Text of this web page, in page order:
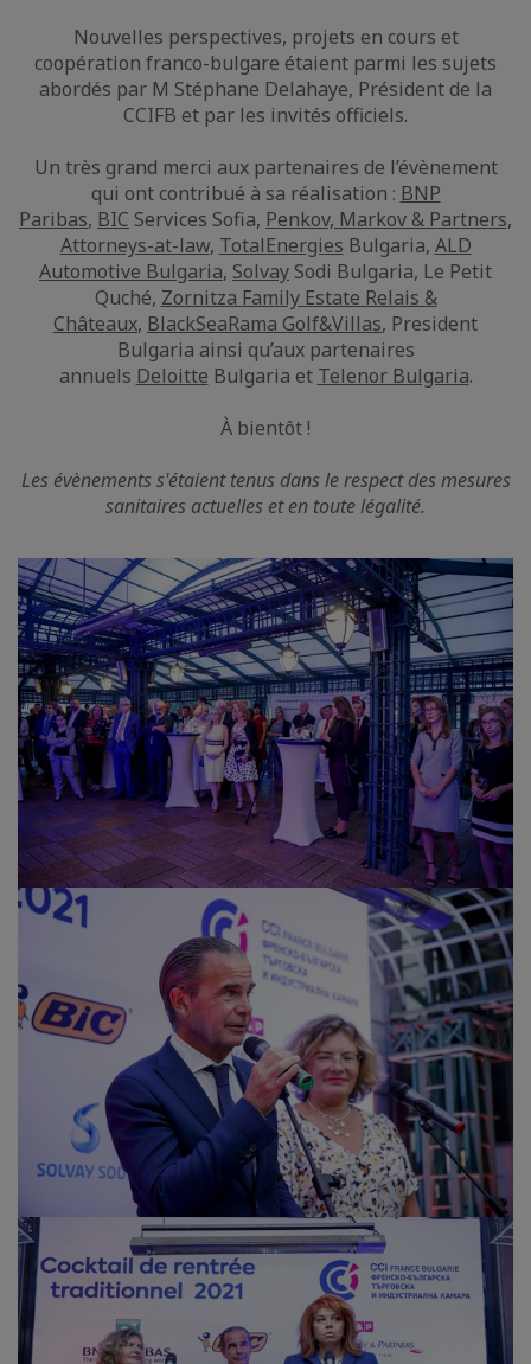
Nouvelles perspectives, projets en cours et
coopération franco-bulgare étaient parmi les sujets
abordés par M Stéphane Delahaye, Président de la
CCIFB et par les invités officiels.
Un très grand merci aux partenaires de l’évènement
qui ont contribué à sa réalisation : BNP
Paribas, BIC Services Sofia, Penkov, Markov & Partners,
Attorneys-at-law, TotalEnergies Bulgaria, ALD
Automotive Bulgaria, Solvay Sodi Bulgaria, Le Petit
Quché, Zornitza Family Estate Relais &
Châteaux, BlackSeaRama Golf&Villas, President
Bulgaria ainsi qu’aux partenaires
annuels Deloitte Bulgaria et Telenor Bulgaria.
À bientôt !
Les évènements s'étaient tenus dans le respect des mesures
sanitaires actuelles et en toute légalité.